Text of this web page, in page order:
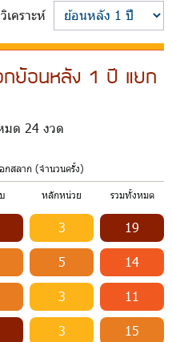
วิเคราะห์
ย้อนหลัง 1 ปี แยก
ด 24 งวด
กสลาก (จำนวนครั้ง)
หลักหน่วย รวมทั้งหมด
3 19
5 14
3 11
3 15